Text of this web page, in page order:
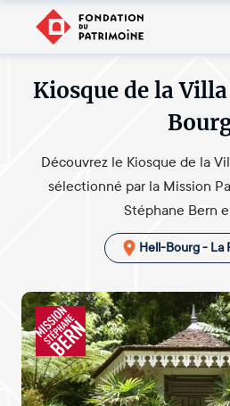
Kiosque de la
Découvrez le Kiosque de la
sélectionné par la Mission
Stéphane Bern
Hell-Bourg - La